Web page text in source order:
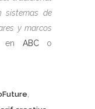
sistemas de
y marcos
en ABCo
,